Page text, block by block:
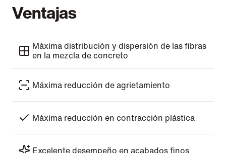
Ventajas
Máxima distribución y dispersión de las fibras
en la mezcla de concreto
Máxima reducción de agrietamiento
Máxima reducción en contracción plástica
Excelente desempeño en acabados finos